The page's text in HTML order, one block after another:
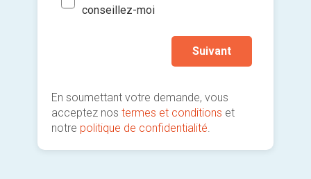
conseillez-moi
Suivant
En soumettant votre demande, vous
acceptez nostermes et conditions et
notre politique de confidentialité.